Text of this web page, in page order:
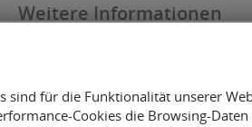
Weitere Informationen
Versandkosten
Batterieentsorgung
sind für die Funktionalität unserer
Cookies die Browsing-